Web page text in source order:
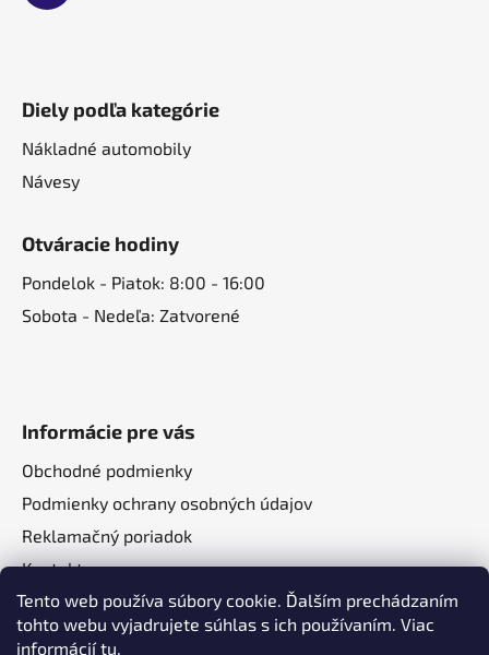
Tento web používa súbory cookie. Ďalším prechádzaním
tohto webu vyjadrujete súhlas s ich používaním. Viac
informáciítu.
Diely podľa kategórie
Nákladné automobily
Návesy
Otváracie hodiny
Pondelok - Piatok: 8:00 - 16:00
Sobota - Nedeľa: Zatvorené
Informácie pre vás
Obchodné podmienky
Podmienky ochrany osobných údajov
Reklamačný poriadok
Kontakt
O nás